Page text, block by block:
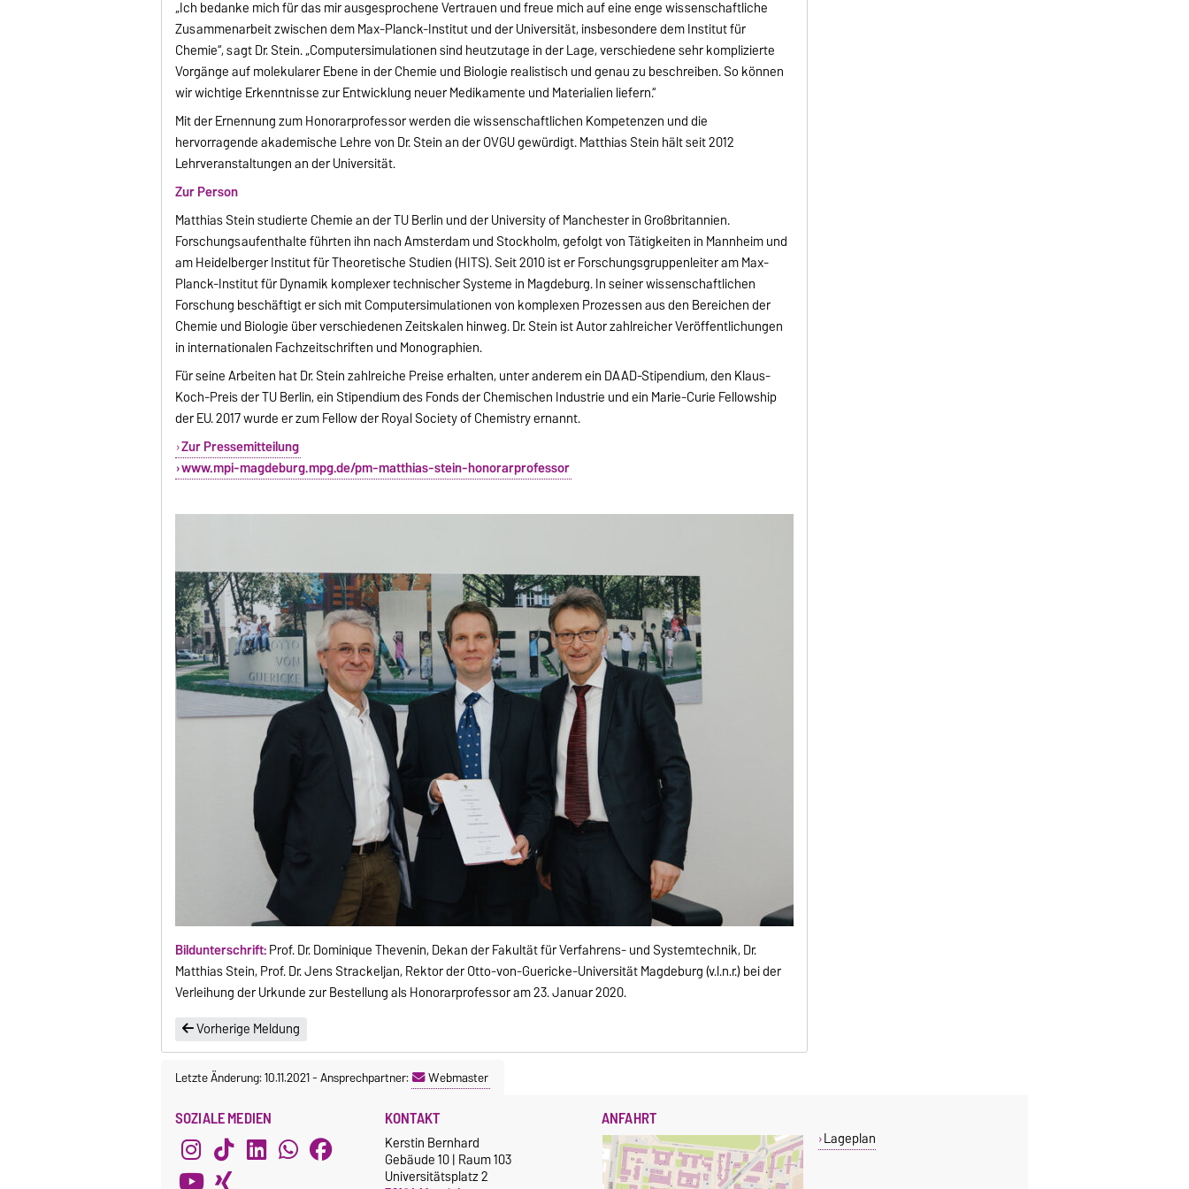
„Ich bedanke mich für das mir ausgesprochene Vertrauen und freue mich auf eine enge wissenschaftliche
Zusammenarbeit zwischen dem Max-Planck-Institut und der Universität, insbesondere dem Institut für
Chemie“, sagt Dr. Stein. „Computersimulationen sind heutzutage in der Lage, verschiedene sehr komplizierte
Vorgänge auf molekularer Ebene in der Chemie und Biologie realistisch und genau zu beschreiben. So können
wir wichtige Erkenntnisse zur Entwicklung neuer Medikamente und Materialien liefern.“
Mit der Ernennung zum Honorarprofessor werden die wissenschaftlichen Kompetenzen und die
hervorragende akademische Lehre von Dr. Stein an der OVGU gewürdigt. Matthias Stein hält seit 2012
Lehrveranstaltungen an der Universität.
Zur Person
Matthias Stein studierte Chemie an der TU Berlin und der University of Manchester in Großbritannien.
Forschungsaufenthalte führten ihn nach Amsterdam und Stockholm, gefolgt von Tätigkeiten in Mannheim und
am Heidelberger Institut für Theoretische Studien (HITS). Seit 2010 ist er Forschungsgruppenleiter am Max-
Planck-Institut für Dynamik komplexer technischer Systeme in Magdeburg. In seiner wissenschaftlichen
Forschung beschäftigt er sich mit Computersimulationen von komplexen Prozessen aus den Bereichen der
Chemie und Biologie über verschiedenen Zeitskalen hinweg. Dr. Stein ist Autor zahlreicher Veröffentlichungen
in internationalen Fachzeitschriften und Monographien.
Für seine Arbeiten hat Dr. Stein zahlreiche Preise erhalten, unter anderem ein DAAD-Stipendium, den Klaus-
Koch-Preis der TU Berlin, ein Stipendium des Fonds der Chemischen Industrie und ein Marie-Curie Fellowship
der EU. 2017 wurde er zum Fellow der Royal Society of Chemistry ernannt.
Zur Pressemitteilung
www.mpi-magdeburg.mpg.de/pm-matthias-stein-honorarprofessor
Bildunterschrift:Prof. Dr. Dominique Thevenin, Dekan der Fakultät für Verfahrens- und Systemtechnik, Dr.
Matthias Stein, Prof. Dr. Jens Strackeljan, Rektor der Otto-von-Guericke-Universität Magdeburg (v.l.n.r.) bei der
Verleihung der Urkunde zur Bestellung als Honorarprofessor am 23. Januar 2020.
Vorherige Meldung
Letzte Änderung: 10.11.2021-Ansprechpartner: Webmaster
SOZIALE MEDIEN KONTAKT
Kerstin Bernhard
Gebäude 10 | Raum 103
Universitätsplatz 2
ANFAHRT
Lageplan